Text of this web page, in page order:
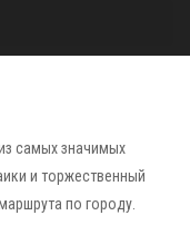
самых значимых
и торжественный
по городу.